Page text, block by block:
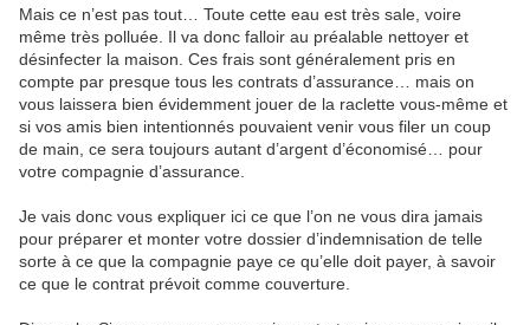
Mais ce n’est pas tout… Toute cette eau est très sale, voire
même très polluée. Il va donc falloir au préalable nettoyer et
désinfecter la maison. Ces frais sont généralement pris en
compte par presque tous les contrats d’assurance… mais on
vous laissera bien évidemment jouer de la raclette vous-même et
si vos amis bien intentionnés pouvaient venir vous filer un coup
de main, ce sera toujours autant d’argent d’économisé… pour
votre compagnie d’assurance.
Je vais donc vous expliquer ici ce que l’on ne vous dira jamais
pour préparer et monter votre dossier d’indemnisation de telle
sorte à ce que la compagnie paye ce qu’elle doit payer, à savoir
ce que le contrat prévoit comme couverture.